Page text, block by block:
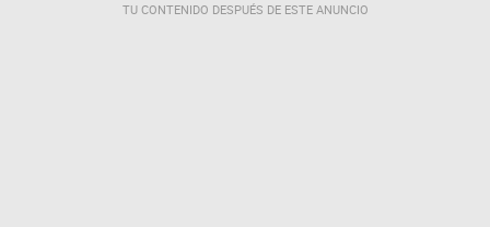
TU CONTENIDO DESPUÉS DE ESTE ANUNCIO